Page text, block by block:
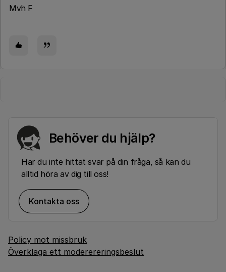
Mvh F
Behöver du hjälp?
Har du inte hittat svar på din fråga, så kan du
alltid höra av dig till oss!
Kontakta oss
Policy mot missbruk
Överklaga ett moderereringsbeslut